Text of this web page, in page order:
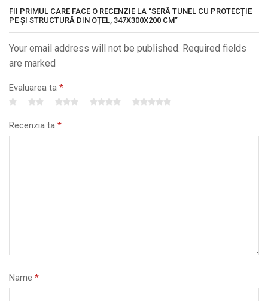
FII PRIMUL CARE FACE O RECENZIE LA “SERĂ TUNEL CU PROTECȚIE
PE ȘI STRUCTURĂ DIN OȚEL, 347X300X200 CM”
Your email address will not be published. Required fields
are marked
Evaluarea ta *
Recenzia ta *
Name *